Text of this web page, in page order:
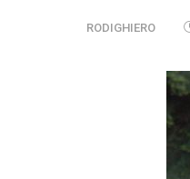
RODIGHIERO